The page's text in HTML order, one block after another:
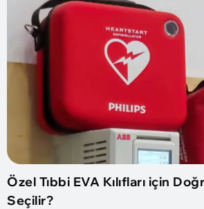
Özel Tıbbi EVA Kılıfları için
Seçilir?